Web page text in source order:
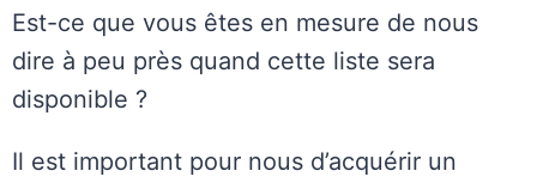
Est-ce que vous êtes en mesure de nous
dire à peu près quand cette liste sera
disponible ?
Il est important pour nous d’acquérir un